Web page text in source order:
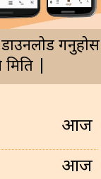
गर्नुहोस
|
आज
आज